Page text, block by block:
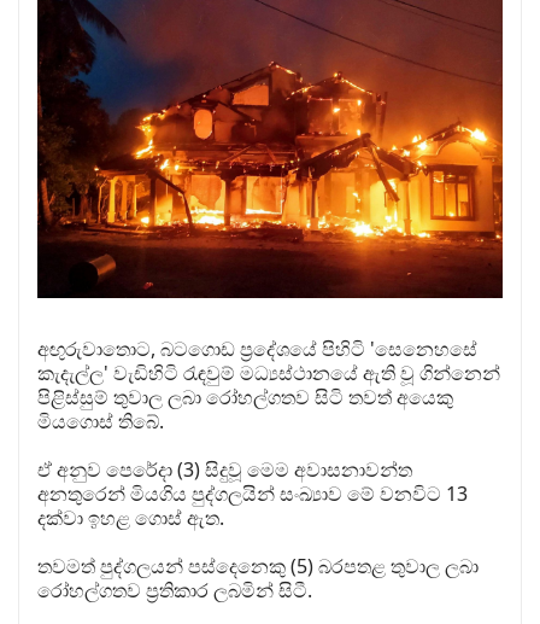
අඟුරුවාතොට, බටගොඩ ප්‍රදේශයේ පිහිටි 'සෙනෙහසේ
කැදැල්ල' වැඩිහිටි රැඳවුම් මධ්‍යස්ථානයේ ඇති වූ ගින්නෙන්
පිළිස්සුම් තුවාල ලබා රෝහල්ගතව සිටි තවත් අයෙකු
මියගොස් තිබේ.
ඒ අනුව පෙරේදා (3) සිදුවූ මෙම අවාසනාවන්ත
අනතුරෙන් මියගිය පුද්ගලයින් සංඛ්‍යාව මේ වනවිට 13
දක්වා ඉහළ ගොස් ඇත.
තවමත් පුද්ගලයන් පස්දෙනෙකු (5) බරපතළ තුවාල ලබා
රෝහල්ගතව ප්‍රතිකාර ලබමින් සිටී.